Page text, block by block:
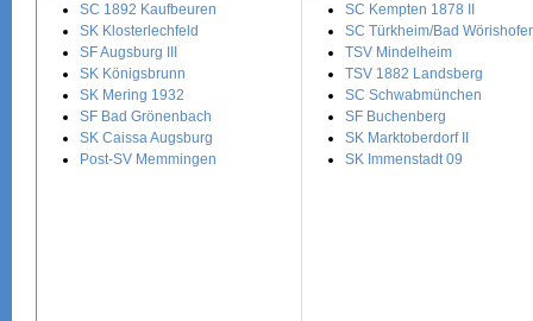
SC 1892 Kaufbeuren
SK Klosterlechfeld
SF Augsburg III
SK Königsbrunn
SK Mering 1932
SF Bad Grönenbach
SK Caissa Augsburg
Post-SV Memmingen
SC Kempten 1878 II
SC Türkheim/Bad
TSV Mindelheim
TSV 1882 Landsberg
SC Schwabmünchen
SF Buchenberg
SK Marktoberdorf II
SK Immenstadt 09